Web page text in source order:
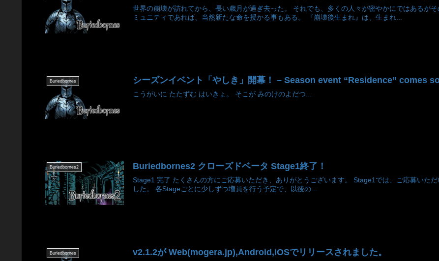
世界の崩壊が訪れてから、長い歳月が過ぎ去った。 それでも、多くの人々が密やかにではあるが
ミュニティであれば、当然新たな命を授かる事もある。 『崩壊後生まれ』は、生まれ...
Buriedbornes シーズンイベント「やしき」開幕！ – Season event “Residence” comes
こうがいに たたずむ はいきょ。 そこが みのけのよだつ...
Buriedbornes2 Buriedbornes2 クローズドベータ Stage1終了！
Stage1 完了 たくさんの方にご応募いただき、ありがとうございます。 Stage1では、ご応募いた
した。 各Stageごとに少しずつ増員を行う予定で、以後の...
Buriedbornes v2.1.2が Web(mogera.jp),Android,iOSでリリースされました。